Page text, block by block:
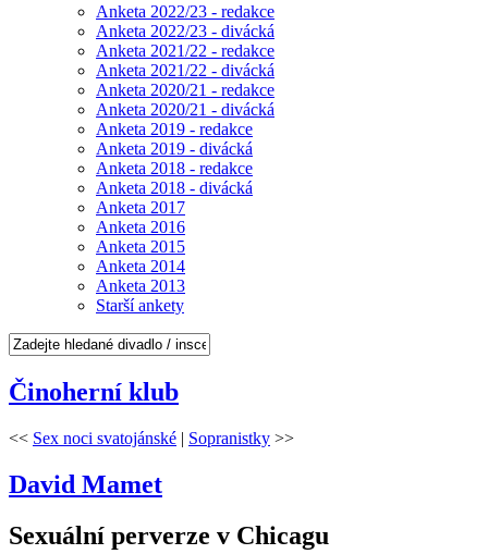
Anketa 2022/23 - redakce
Anketa 2022/23 - divácká
Anketa 2021/22 - redakce
Anketa 2021/22 - divácká
Anketa 2020/21 - redakce
Anketa 2020/21 - divácká
Anketa 2019 - redakce
Anketa 2019 - divácká
Anketa 2018 - redakce
Anketa 2018 - divácká
Anketa 2017
Anketa 2016
Anketa 2015
Anketa 2014
Anketa 2013
Starší ankety
Činoherní klub
<< Sex noci svatojánské | Sopranistky >>
David Mamet
Sexuální perverze v Chicagu